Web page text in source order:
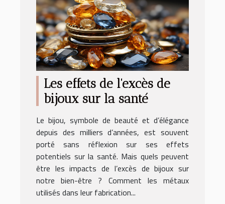
Les effets de l'excès de
bijoux sur la santé
Le bijou, symbole de beauté et d’élégance
depuis des milliers d’années, est souvent
porté sans réflexion sur ses effets
potentiels sur la santé. Mais quels peuvent
être les impacts de l’excès de bijoux sur
notre bien-être ? Comment les métaux
utilisés dans leur fabrication...